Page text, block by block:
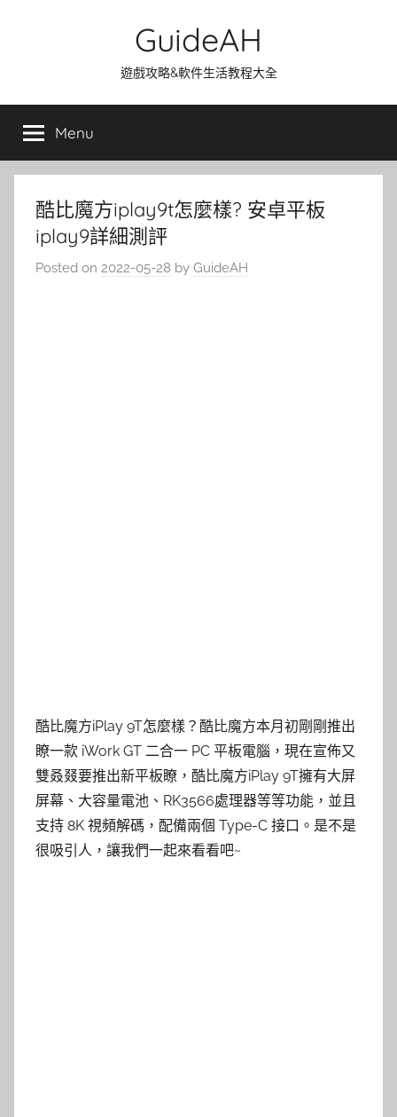
GuideAH
遊戲攻略&軟件生活教程大全
Menu
酷比魔方iplay9t怎麼樣? 安卓平板
iplay9詳細測評
Posted on 2022-05-28 by GuideAH
酷比魔方iPlay 9T怎麼樣？酷比魔方本月初剛剛推出
瞭一款 iWork GT 二合一 PC 平板電腦，現在宣佈又
雙叒叕要推出新平板瞭，酷比魔方iPlay 9T擁有大屏
屏幕、大容量電池、RK3566處理器等等功能，並且
支持 8K 視頻解碼，配備兩個 Type-C 接口。是不是
很吸引人，讓我們一起來看看吧~